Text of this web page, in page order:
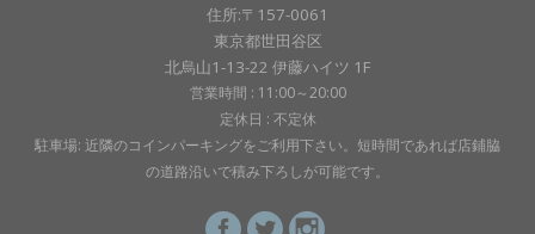
住所:〒157-0061
東京都世田谷区
北烏山1-13-22 伊藤ハイツ 1F
営業時間 : 11:00～20:00
定休日 : 不定休
駐車場: 近隣のコインパーキングをご利用下さい。短時間であれば店鋪脇
の道路沿いで積み下ろしが可能です。